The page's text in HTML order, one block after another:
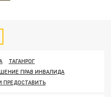
ТАГАНРОГ
ПРАВ ИНВАЛИДА
ПРЕДОСТАВИТЬ